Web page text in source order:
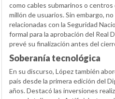
como cables submarinos o
millón de usuarios. Sin embargo,
relacionadas con la Seguridad
formal para la aprobación del Real
prevé su finalización antes del
Soberanía tecnológica
En su discurso, López también
país desde la primera edición del
años. Destacó las inversiones